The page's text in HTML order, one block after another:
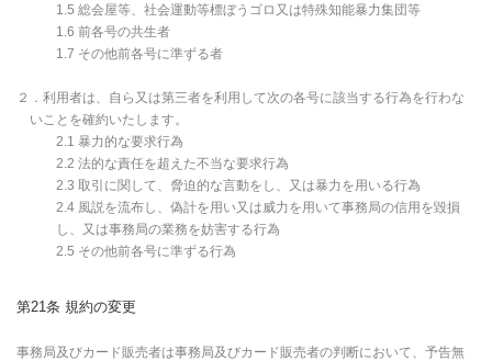
1.5 総会屋等、社会運動等標ぼうゴロ又は特殊知能暴力集団等
1.6 前各号の共生者
1.7 その他前各号に準ずる者
２．利用者は、自ら又は第三者を利用して次の各号に該当する行為を行わな
いことを確約いたします。
2.1 暴力的な要求行為
2.2 法的な責任を超えた不当な要求行為
2.3 取引に関して、脅迫的な言動をし、又は暴力を用いる行為
2.4 風説を流布し、偽計を用い又は威力を用いて事務局の信用を毀損
し、又は事務局の業務を妨害する行為
2.5 その他前各号に準ずる行為
第21条 規約の変更
事務局及びカード販売者は事務局及びカード販売者の判断において、予告無